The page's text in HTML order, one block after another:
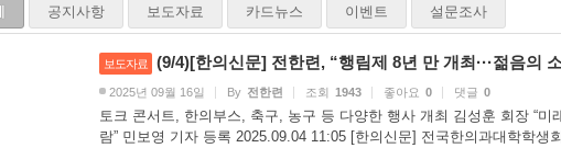
공지사항 보도자료 카드뉴스 이벤트 설문조사
보도자료 (9/4)[한의신문] 전한련, “행림제 8년 만 개최···젊음의
2025년 09월 16일 By 전한련 조회 1943 좋아요 0 댓글 0
토크 콘서트, 한의부스, 축구, 농구 등 다양한 행사 개최 김성훈 회장 “미
람” 민보영 기자 등록 2025.09.04 11:05 [한의신문] 전국한의과대학학생